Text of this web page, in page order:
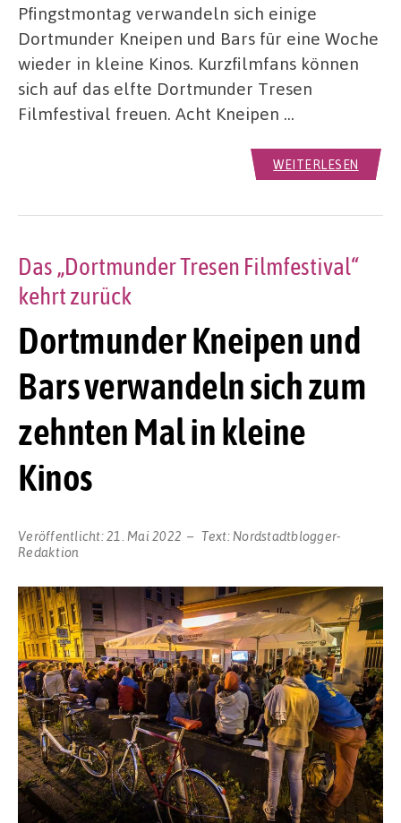
Pfingstmontag verwandeln sich einige
Dortmunder Kneipen und Bars für eine Woche
wieder in kleine Kinos. Kurzfilmfans können
sich auf das elfte Dortmunder Tresen
Filmfestival freuen. Acht Kneipen …
WEITERLESEN
Dortmunder Kneipen und
Bars verwandeln sich zum
zehnten Mal in kleine
Kinos
Das „Dortmunder Tresen Filmfestival“
kehrt zurück
Veröffentlicht: 21. Mai 2022 Text: Nordstadtblogger-
Redaktion